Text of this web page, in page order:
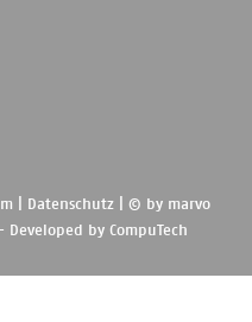
Datenschutz | © by marvo
Developed by CompuTech